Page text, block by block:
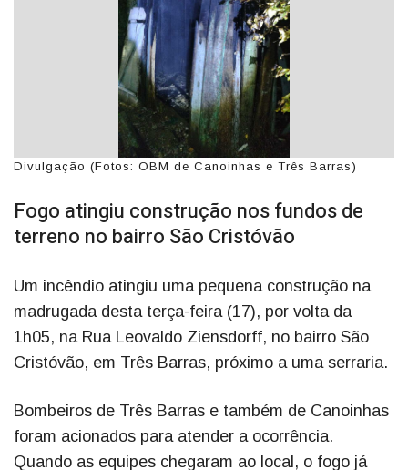
Divulgação (Fotos: OBM de Canoinhas e Três Barras)
Fogo atingiu construção nos fundos de
terreno no bairro São Cristóvão
Um incêndio atingiu uma pequena construção na
madrugada desta terça-feira (17), por volta da
1h05, na Rua Leovaldo Ziensdorff, no bairro São
Cristóvão, em Três Barras, próximo a uma serraria.
Bombeiros de Três Barras e também de Canoinhas
foram acionados para atender a ocorrência.
Quando as equipes chegaram ao local, o fogo já